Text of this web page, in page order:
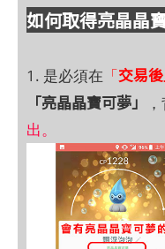
如何取得亮晶晶
1. 是必須在 「交易後
「亮晶晶寶可夢」
出。